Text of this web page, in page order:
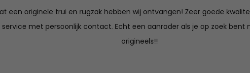
een originele trui en rugzak hebben wij ontvangen! Zeer goede
service met persoonlijk contact. Echt een aanrader als je op zoek bent
origineels!!